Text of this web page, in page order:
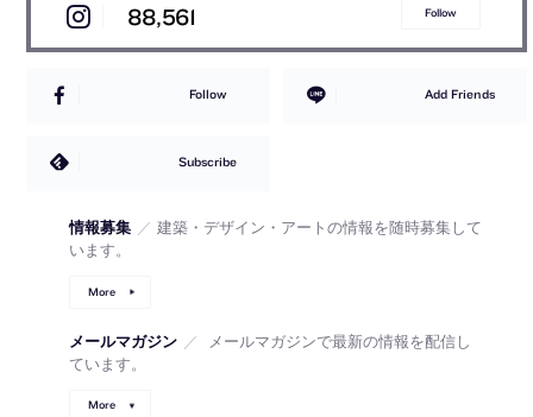
88,561 Follow
Follow Add Friends
Subscribe
情報募集 ／ 建築・デザイン・アートの情報を随時募集して
います。
More
メールマガジン ／
メールマガジンで最新の情報を配信し
ています。
More